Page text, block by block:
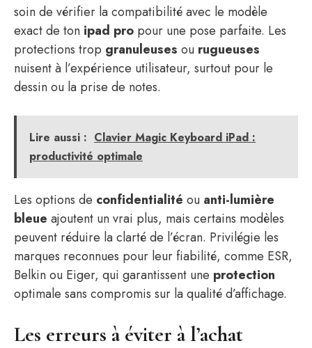
soin de vérifier la compatibilité avec le modèle
exact de ton ipad pro pour une pose parfaite. Les
protections trop granuleuses ou rugueuses
nuisent à l’expérience utilisateur, surtout pour le
dessin ou la prise de notes.
Lire aussi : Clavier Magic Keyboard iPad :
productivité optimale
Les options de confidentialité ou anti-lumière
bleue ajoutent un vrai plus, mais certains modèles
peuvent réduire la clarté de l’écran. Privilégie les
marques reconnues pour leur fiabilité, comme ESR,
Belkin ou Eiger, qui garantissent une protection
optimale sans compromis sur la qualité d’affichage.
Les erreurs à éviter à l’achat